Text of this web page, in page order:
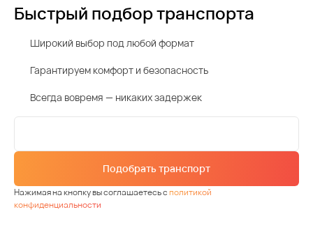
Быстрый подбор транспорта
Широкий выбор под любой формат
Гарантируем комфорт и безопасность
Всегда вовремя — никаких задержек
Подобрать транспорт
Нажимая на кнопку вы соглашаетесь сполитикой
конфиденциальности